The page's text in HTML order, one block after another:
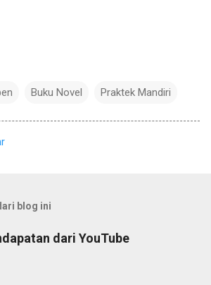
Buku Novel Praktek Mandiri
blog ini
dari YouTube